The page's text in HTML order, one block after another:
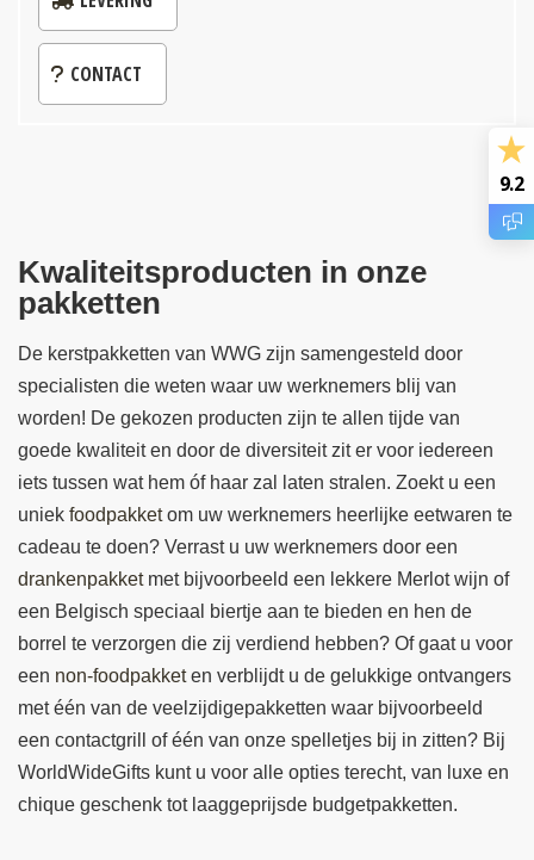
CONTACT
Kwaliteitsproducten in onze
pakketten
De kerstpakketten van WWG zijn samengesteld door
specialisten die weten waar uw werknemers blij van
worden! De gekozen producten zijn te allen tijde van
goede kwaliteit en door de diversiteit zit er voor iedereen
iets tussen wat hem óf haar zal laten stralen. Zoekt u een
uniek foodpakketom uw werknemers heerlijke eetwaren te
cadeau te doen? Verrast u uw werknemers door een
drankenpakketmet bijvoorbeeld een lekkere Merlot wijn of
een Belgisch speciaal biertje aan te bieden en hen de
borrel te verzorgen die zij verdiend hebben? Of gaat u voor
een non-foodpakketen verblijdt u de gelukkige ontvangers
met één van de veelzijdigepakketten waar bijvoorbeeld
een contactgrill of één van onze spelletjes bij in zitten? Bij
WorldWideGifts kunt u voor alle opties terecht, van luxe en
chique geschenk tot laaggeprijsde budgetpakketten.
9.2